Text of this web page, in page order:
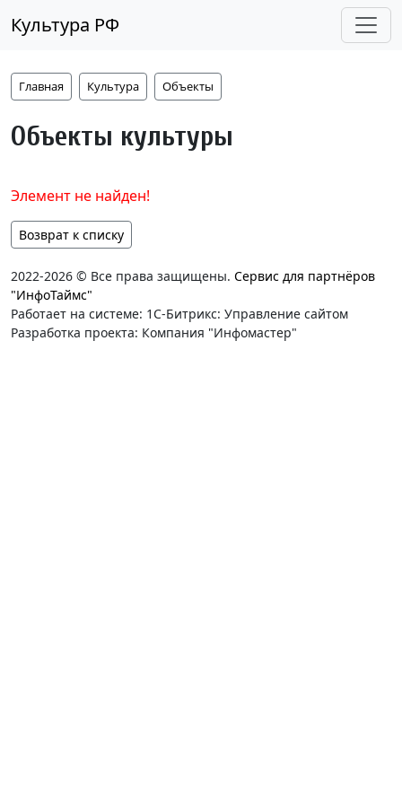
Культура РФ
Главная Культура Объекты
Объекты культуры
Элемент не найден!
Возврат к списку
2022-2026 © Все права защищены. Сервис для партнёров
"ИнфоТаймс"
Работает на системе: 1С-Битрикс: Управление сайтом
Разработка проекта: Компания "Инфомастер"